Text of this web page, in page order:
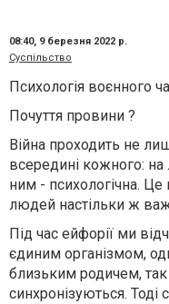
08:40, 9 березня 2022 р.
Суспільство
Психологія воєнного
Почуття провини ?
Війна проходить не
всередині кожного: на
ним - психологічна. Це
людей настільки ж
Під час ейфорії ми
єдиним організмом,
близьким родичем, так
синхронізуються. Тоді